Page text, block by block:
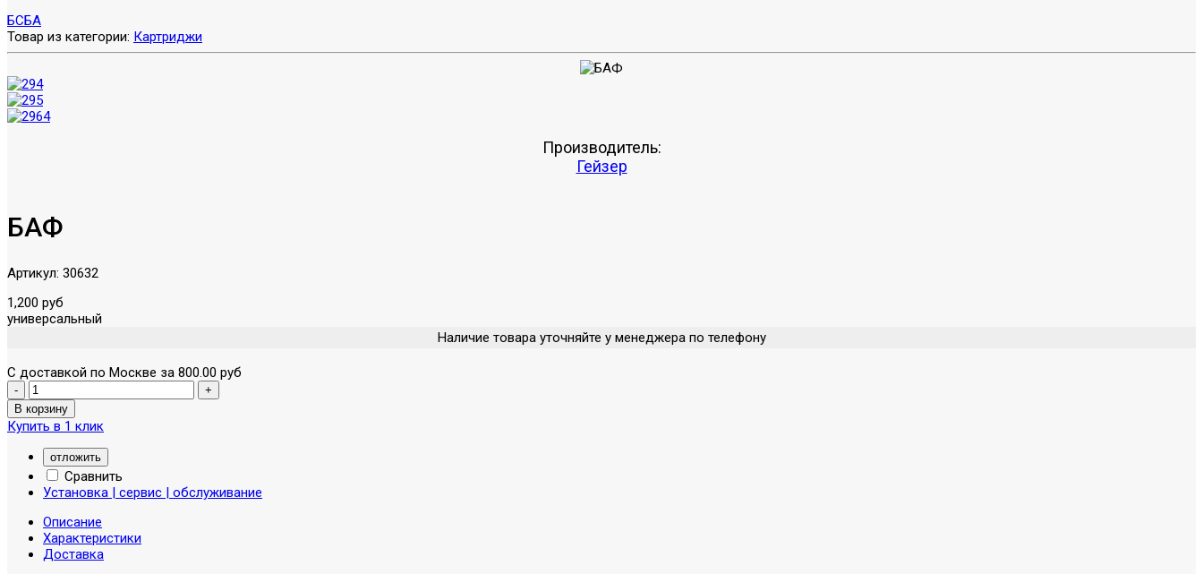
БСБА
Товар из категории: Картриджи
Производитель:
Гейзер
БАФ
Артикул: 30632
1,200 руб
универсальный
Наличие товара уточняйте у менеджера по телефону
С доставкой по Москве за 800.00 руб
Купить в 1 клик
отложить
Сравнить
Установка | сервис | обслуживание
Описание
Характеристики
Доставка